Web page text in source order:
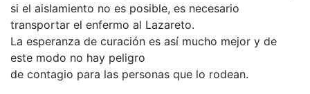
si el aislamiento no es posible, es necesario
transportar el enfermo al Lazareto.
La esperanza de curación es así mucho mejor y de
este modo no hay peligro
de contagio para las personas que lo rodean.